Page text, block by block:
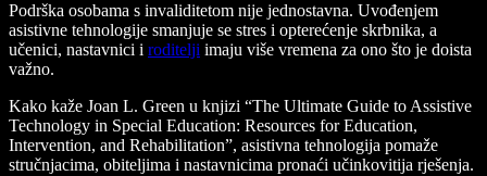
Podrška osobama s invaliditetom nije jednostavna. Uvođenjem
asistivne tehnologije smanjuje se stres i opterećenje skrbnika, a
učenici, nastavnici i roditelji imaju više vremena za ono što je doista
važno.
Kako kaže Joan L. Green u knjizi “The Ultimate Guide to Assistive
Technology in Special Education: Resources for Education,
Intervention, and Rehabilitation”, asistivna tehnologija pomaže
stručnjacima, obiteljima i nastavnicima pronaći učinkovitija rješenja.